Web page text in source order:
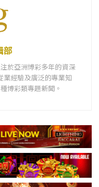
部
於亞洲博彩多年的資深
業經驗及廣泛的專業知
博彩類專題新聞。